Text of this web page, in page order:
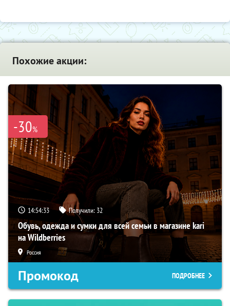
Похожие акции:
-30%
14:54:32 Получили: 32
Обувь, одежда и сумки для всей семьи в магазине kari
на Wildberries
Россия
Промокод ПОДРОБНЕЕ